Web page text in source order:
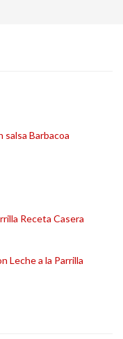
salsa Barbacoa
Receta Casera
Leche a la Parrilla